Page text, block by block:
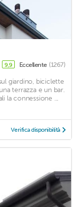
9,9 Eccellente (1267)
giardino, biciclette
terrazza e un bar.
la connessione ...
Verifica disponibilità